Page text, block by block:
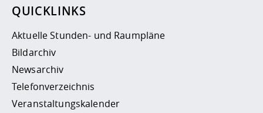
QUICKLINKS
Aktuelle Stunden- und Raumpläne
Bildarchiv
Newsarchiv
Telefonverzeichnis
Veranstaltungskalender